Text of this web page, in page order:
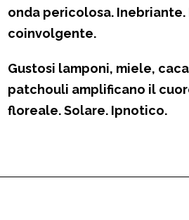
onda pericolosa. Inebriante.
coinvolgente.
Gustosi lamponi, miele,
patchouli amplificano il
floreale.Solare. Ipnotico.